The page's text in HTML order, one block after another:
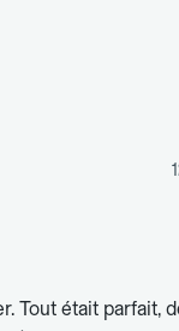
Tout était parfait,